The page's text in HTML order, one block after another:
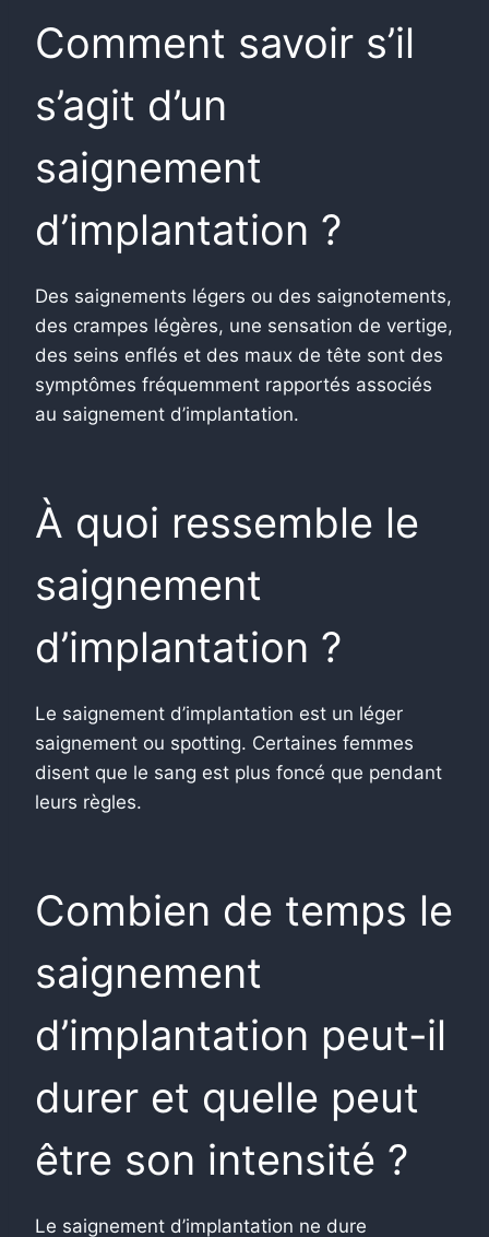
Comment savoir s’il
s’agit d’un
saignement
d’implantation ?
Des saignements légers ou des saignotements,
des crampes légères, une sensation de vertige,
des seins enflés et des maux de tête sont des
symptômes fréquemment rapportés associés
au saignement d’implantation.
À quoi ressemble le
saignement
d’implantation ?
Le saignement d’implantation est un léger
saignement ou spotting. Certaines femmes
disent que le sang est plus foncé que pendant
leurs règles.
Combien de temps le
saignement
d’implantation peut-il
durer et quelle peut
être son intensité ?
Le saignement d’implantation ne dure